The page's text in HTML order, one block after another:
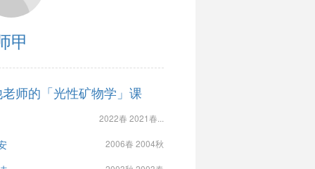
甲
师的「光性矿物学」课
2022春 2021春...
2006春 2004秋